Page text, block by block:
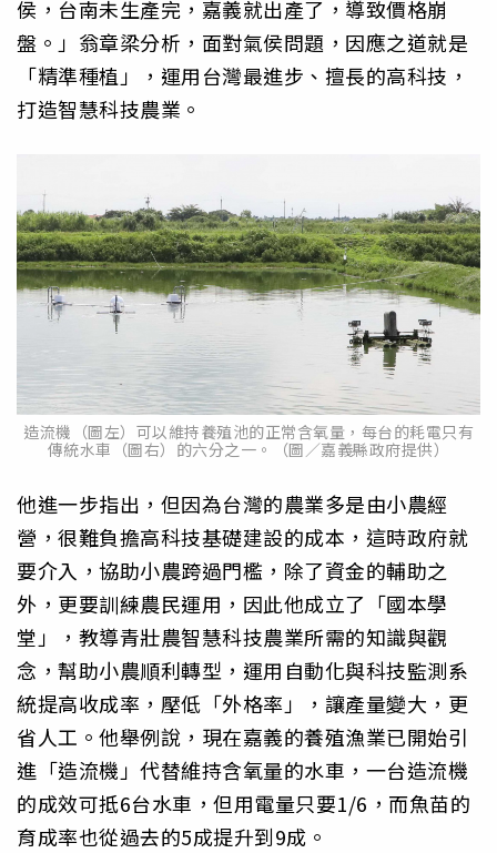
侯，台南未生產完，嘉義就出產了，導致價格崩
盤。」翁章梁分析，面對氣侯問題，因應之道就是
「精準種植」，運用台灣最進步、擅長的高科技，
打造智慧科技農業。
造流機（圖左）可以維持養殖池的正常含氧量，每台的耗電只有
傳統水車（圖右）的六分之一。（圖／嘉義縣政府提供）
他進一步指出，但因為台灣的農業多是由小農經
營，很難負擔高科技基礎建設的成本，這時政府就
要介入，協助小農跨過門檻，除了資金的輔助之
外，更要訓練農民運用，因此他成立了「國本學
堂」，教導青壯農智慧科技農業所需的知識與觀
念，幫助小農順利轉型，運用自動化與科技監測系
統提高收成率，壓低「外格率」，讓產量變大，更
省人工。他舉例說，現在嘉義的養殖漁業已開始引
進「造流機」代替維持含氧量的水車，一台造流機
的成效可抵6台水車，但用電量只要1/6，而魚苗的
育成率也從過去的5成提升到9成。